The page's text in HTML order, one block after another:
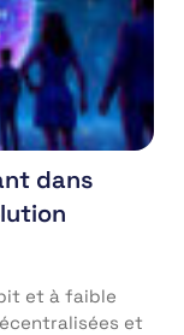
dans
et à faible
et